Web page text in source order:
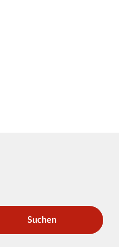
Suchen